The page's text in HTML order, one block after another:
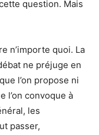
question. Mais
n’importe quoi. La
ne préjuge en
l’on propose ni
l’on convoque à
les
passer,